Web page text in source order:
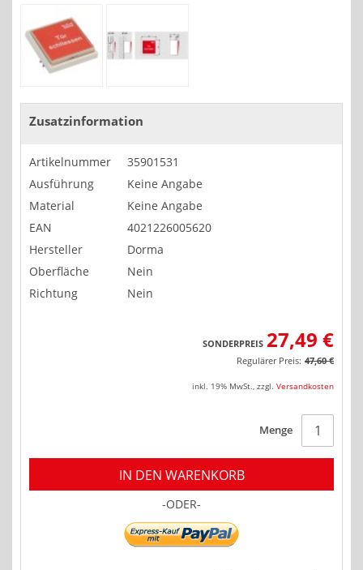
Zusatzinformation
Artikelnummer
35901531
Ausführung
Keine Angabe
Material
Keine Angabe
EAN
4021226005620
Hersteller
Dorma
Oberfläche
Nein
Richtung
Nein
SONDERPREIS 27,49 €
Regulärer Preis: 47,60 €
inkl. 19% MwSt. zzgl. Versandkosten
Menge
IN DEN WARENKORB
-ODER-